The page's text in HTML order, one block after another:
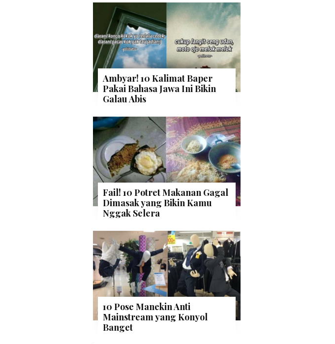
Ambyar! 10 Kalimat Baper
Pakai Bahasa Jawa Ini Bikin
Galau Abis
Fail! 10 Potret Makanan Gagal
Dimasak yang Bikin Kamu
Nggak Selera
10 Pose Manekin Anti
Mainstream yang Konyol
Banget